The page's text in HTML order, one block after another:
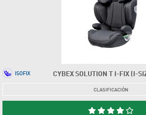
CYBEX SOLUTION T I-FIX (I-
ISOFIX
CLASIFICACIÓN